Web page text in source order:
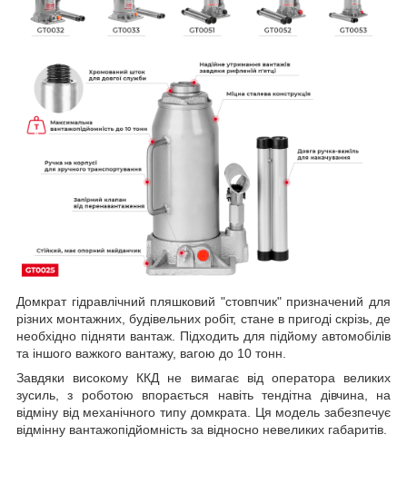
Домкрат гідравлічний пляшковий "стовпчик" призначений для
різних монтажних, будівельних робіт, стане в пригоді скрізь, де
необхідно підняти вантаж. Підходить для підйому автомобілів
та іншого важкого вантажу, вагою до 10 тонн.
Завдяки високому ККД не вимагає від оператора великих
зусиль, з роботою впорається навіть тендітна дівчина, на
відміну від механічного типу домкрата. Ця модель забезпечує
відмінну вантажопідйомність за відносно невеликих габаритів.